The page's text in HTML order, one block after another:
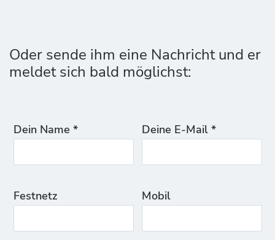
Oder sende ihm eine Nachricht und er
meldet sich bald möglichst:
Dein Name * Deine E-Mail *
Festnetz Mobil